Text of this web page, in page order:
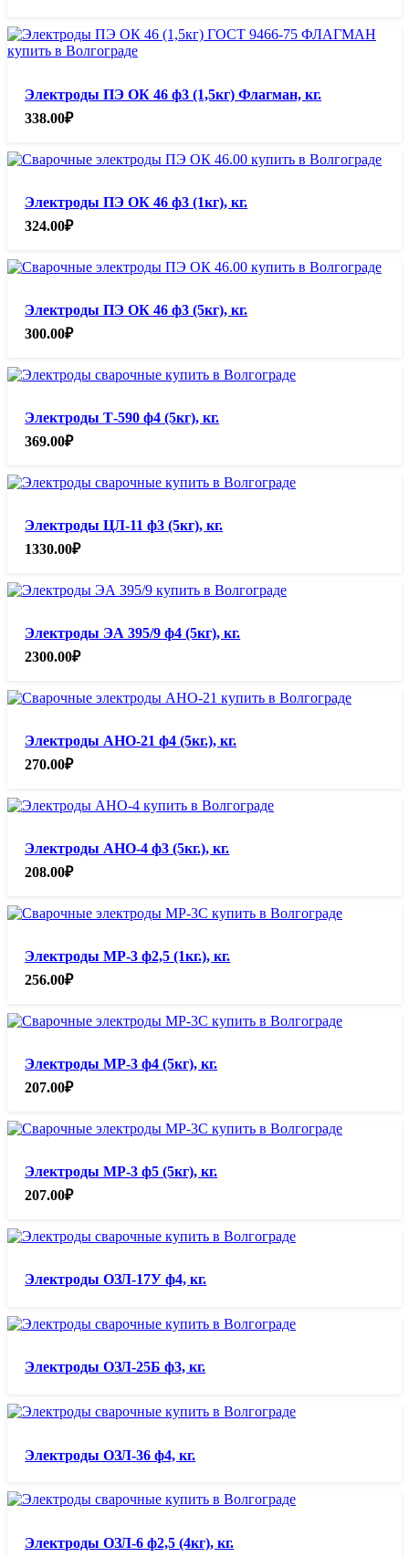
Электроды ПЭ ОК 46 ф3 (1,5кг) Флагман, кг.
338.00₽
Электроды ПЭ ОК 46 ф3 (1кг), кг.
324.00₽
Электроды ПЭ ОК 46 ф3 (5кг), кг.
300.00₽
Электроды Т-590 ф4 (5кг), кг.
369.00₽
Электроды ЦЛ-11 ф3 (5кг), кг.
1330.00₽
Электроды ЭА 395/9 ф4 (5кг), кг.
2300.00₽
Электроды АНО-21 ф4 (5кг.), кг.
270.00₽
Электроды АНО-4 ф3 (5кг.), кг.
208.00₽
Электроды МР-3 ф2,5 (1кг.), кг.
256.00₽
Электроды МР-3 ф4 (5кг), кг.
207.00₽
Электроды МР-3 ф5 (5кг), кг.
207.00₽
Электроды ОЗЛ-17У ф4, кг.
Электроды ОЗЛ-25Б ф3, кг.
Электроды ОЗЛ-36 ф4, кг.
Электроды ОЗЛ-6 ф2,5 (4кг), кг.